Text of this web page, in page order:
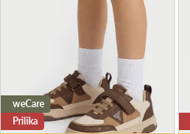
weCare
Prilika